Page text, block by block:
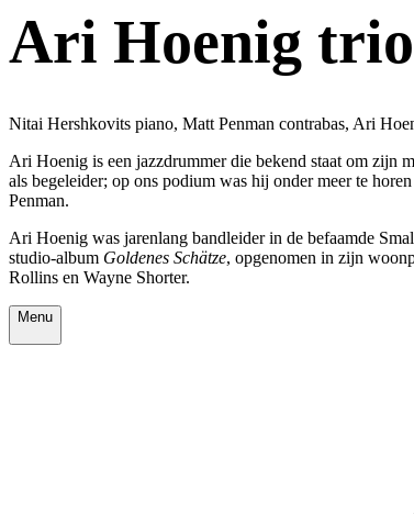
Ari Hoenig
Nitai Hershkovits piano, Matt Penman contrabas, Ari
Ari Hoenig is een jazzdrummer die bekend staat om zijn
als begeleider; op ons podium was hij onder meer te
Penman.
Ari Hoenig was jarenlang bandleider in de befaamde
studio-album Goldenes Schätze, opgenomen in zijn
Rollins en Wayne Shorter.
Menu